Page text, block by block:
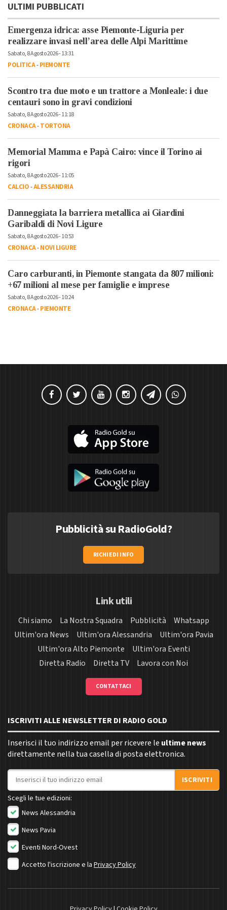
ULTIMI PUBBLICATI
Emergenza idrica: asse Piemonte-Liguria per
realizzare invasi nell’area delle Alpi Marittime
Sabato, 8 Agosto 2026 - 13:31
POLITICA-PIEMONTE
Scontro tra due moto e un trattore a Monleale: i due
centauri sono in gravi condizioni
Sabato, 8 Agosto 2026 - 11:18
CRONACA-TORTONA
Memorial Mamma e Papà Cairo: vince il Torino ai
rigori
Sabato, 8 Agosto 2026 - 11:05
CALCIO-ALESSANDRIA
Danneggiata la barriera metallica ai Giardini
Garibaldi di Novi Ligure
Sabato, 8 Agosto 2026 - 10:53
CRONACA-NOVI LIGURE
Caro carburanti, in Piemonte stangata da 807 milioni:
+67 milioni al mese per famiglie e imprese
Sabato, 8 Agosto 2026 - 10:24
CRONACA-PIEMONTE
Pubblicità su RadioGold?
RICHIEDI INFO
Link utili
Chi siamo La Nostra Squadra Pubblicità
Whatsapp
Ultim'ora News
Ultim'ora Alessandria
Ultim'ora Pavia
Ultim'ora Alto Piemonte
Ultim'ora Eventi
Diretta Radio
Diretta TV Lavora con Noi
CONTATTACI
ISCRIVITI ALLE NEWSLETTER DI RADIO GOLD
Inserisci il tuo indirizzo email per ricevere le ultime news
direttamente nella tua casella di posta elettronica.
Indirizzo email
ISCRIVITI
Scegli le tue edizioni:
News Alessandria
News Pavia
Eventi Nord-Ovest
Accetto l'iscrizione e la Privacy Policy